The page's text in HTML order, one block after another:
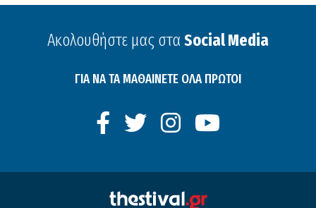
Ακολουθήστε μας στα Social Media
ΓΙΑ ΝΑ ΤΑ ΜΑΘΑΙΝΕΤΕ ΟΛΑ ΠΡΩΤΟΙ